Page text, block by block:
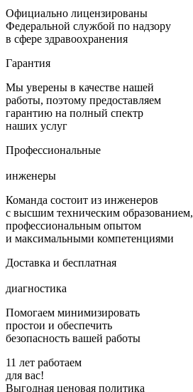
Официально лицензированы
Федеральной службой по надзору
в сфере здравоохранения
Гарантия
Мы уверены в качестве нашей
работы, поэтому предоставляем
гарантию на полный спектр
наших услуг
Профессиональные
инженеры
Команда состоит из инженеров
с высшим техническим образованием,
профессиональным опытом
и максимальными компетенциями
Доставка и бесплатная
диагностика
Помогаем минимизировать
простои и обеспечить
безопасность вашей работы
11 лет работаем
для вас!
Выгодная ценовая политика